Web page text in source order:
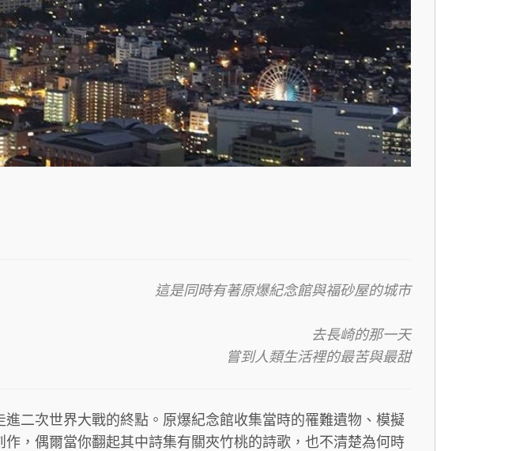
這是同時有著原爆紀念館與福砂屋的城市
去長崎的那一天
嘗到人類生活裡的最苦與最甜
二次世界大戰的終點。原爆紀念館收集當時的罹難遺物、模擬
，偶爾當你翻起其中詩集有關夾竹桃的詩歌，也不清楚為何時